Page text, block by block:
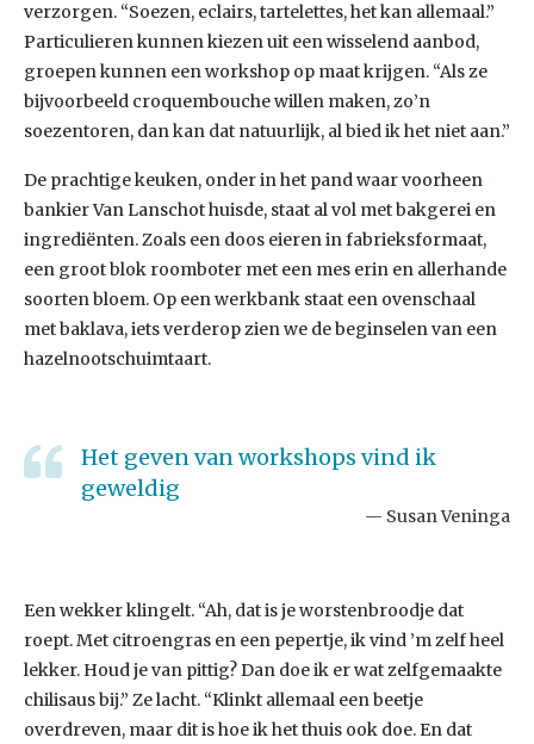
verzorgen. “Soezen, eclairs, tartelettes, het kan allemaal.”
Particulieren kunnen kiezen uit een wisselend aanbod,
groepen kunnen een workshop op maat krijgen. “Als ze
bijvoorbeeld croquembouche willen maken, zo’n
soezentoren, dan kan dat natuurlijk, al bied ik het niet aan.”
De prachtige keuken, onder in het pand waar voorheen
bankier Van Lanschot huisde, staat al vol met bakgerei en
ingrediënten. Zoals een doos eieren in fabrieksformaat,
een groot blok roomboter met een mes erin en allerhande
soorten bloem. Op een werkbank staat een ovenschaal
met baklava, iets verderop zien we de beginselen van een
hazelnootschuimtaart.
Het geven van workshops vind ik
geweldig
Susan Veninga
Een wekker klingelt. “Ah, dat is je worstenbroodje dat
roept. Met citroengras en een pepertje, ik vind ’m zelf heel
lekker. Houd je van pittig? Dan doe ik er wat zelfgemaakte
chilisaus bij.” Ze lacht. “Klinkt allemaal een beetje
overdreven, maar dit is hoe ik het thuis ook doe. En dat